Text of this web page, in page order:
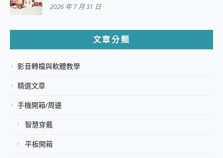
2026 年 7 月 31 日
文章分類
影音轉檔與軟體教學
精選文章
手機開箱/周邊
智慧穿戴
平板開箱